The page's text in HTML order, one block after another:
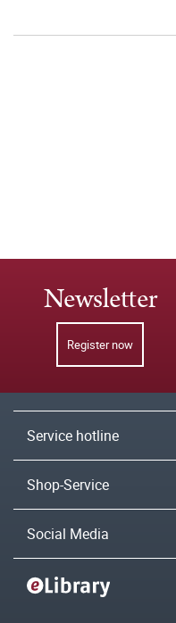
Newsletter
Register now
Service hotline
Shop-Service
Social Media